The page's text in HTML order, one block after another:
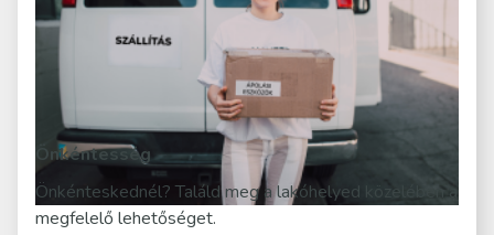
Önkéntesség
Önkénteskednél? Találd meg a lakóhelyed közelében a
megfelelő lehetőséget.